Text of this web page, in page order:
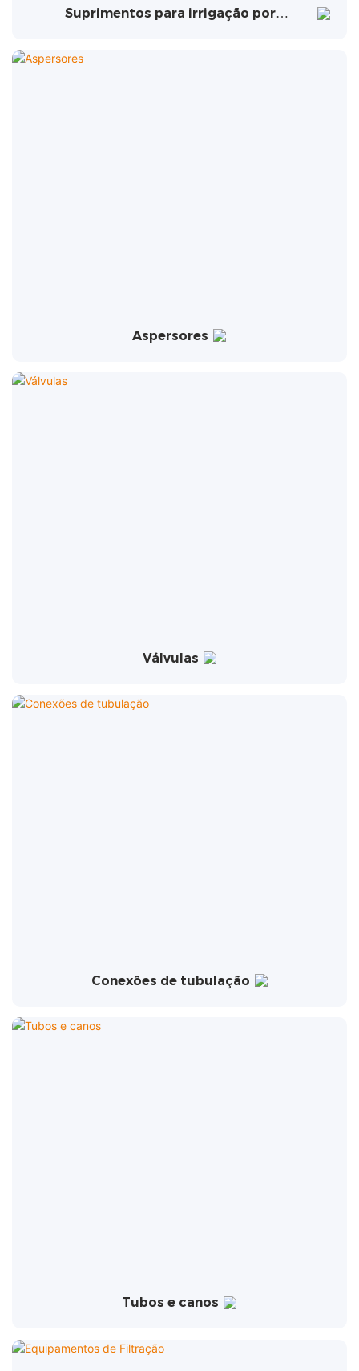
Suprimentos para irrigação por
Aspersores
Válvulas
Conexões de tubulação
Tubos e canos